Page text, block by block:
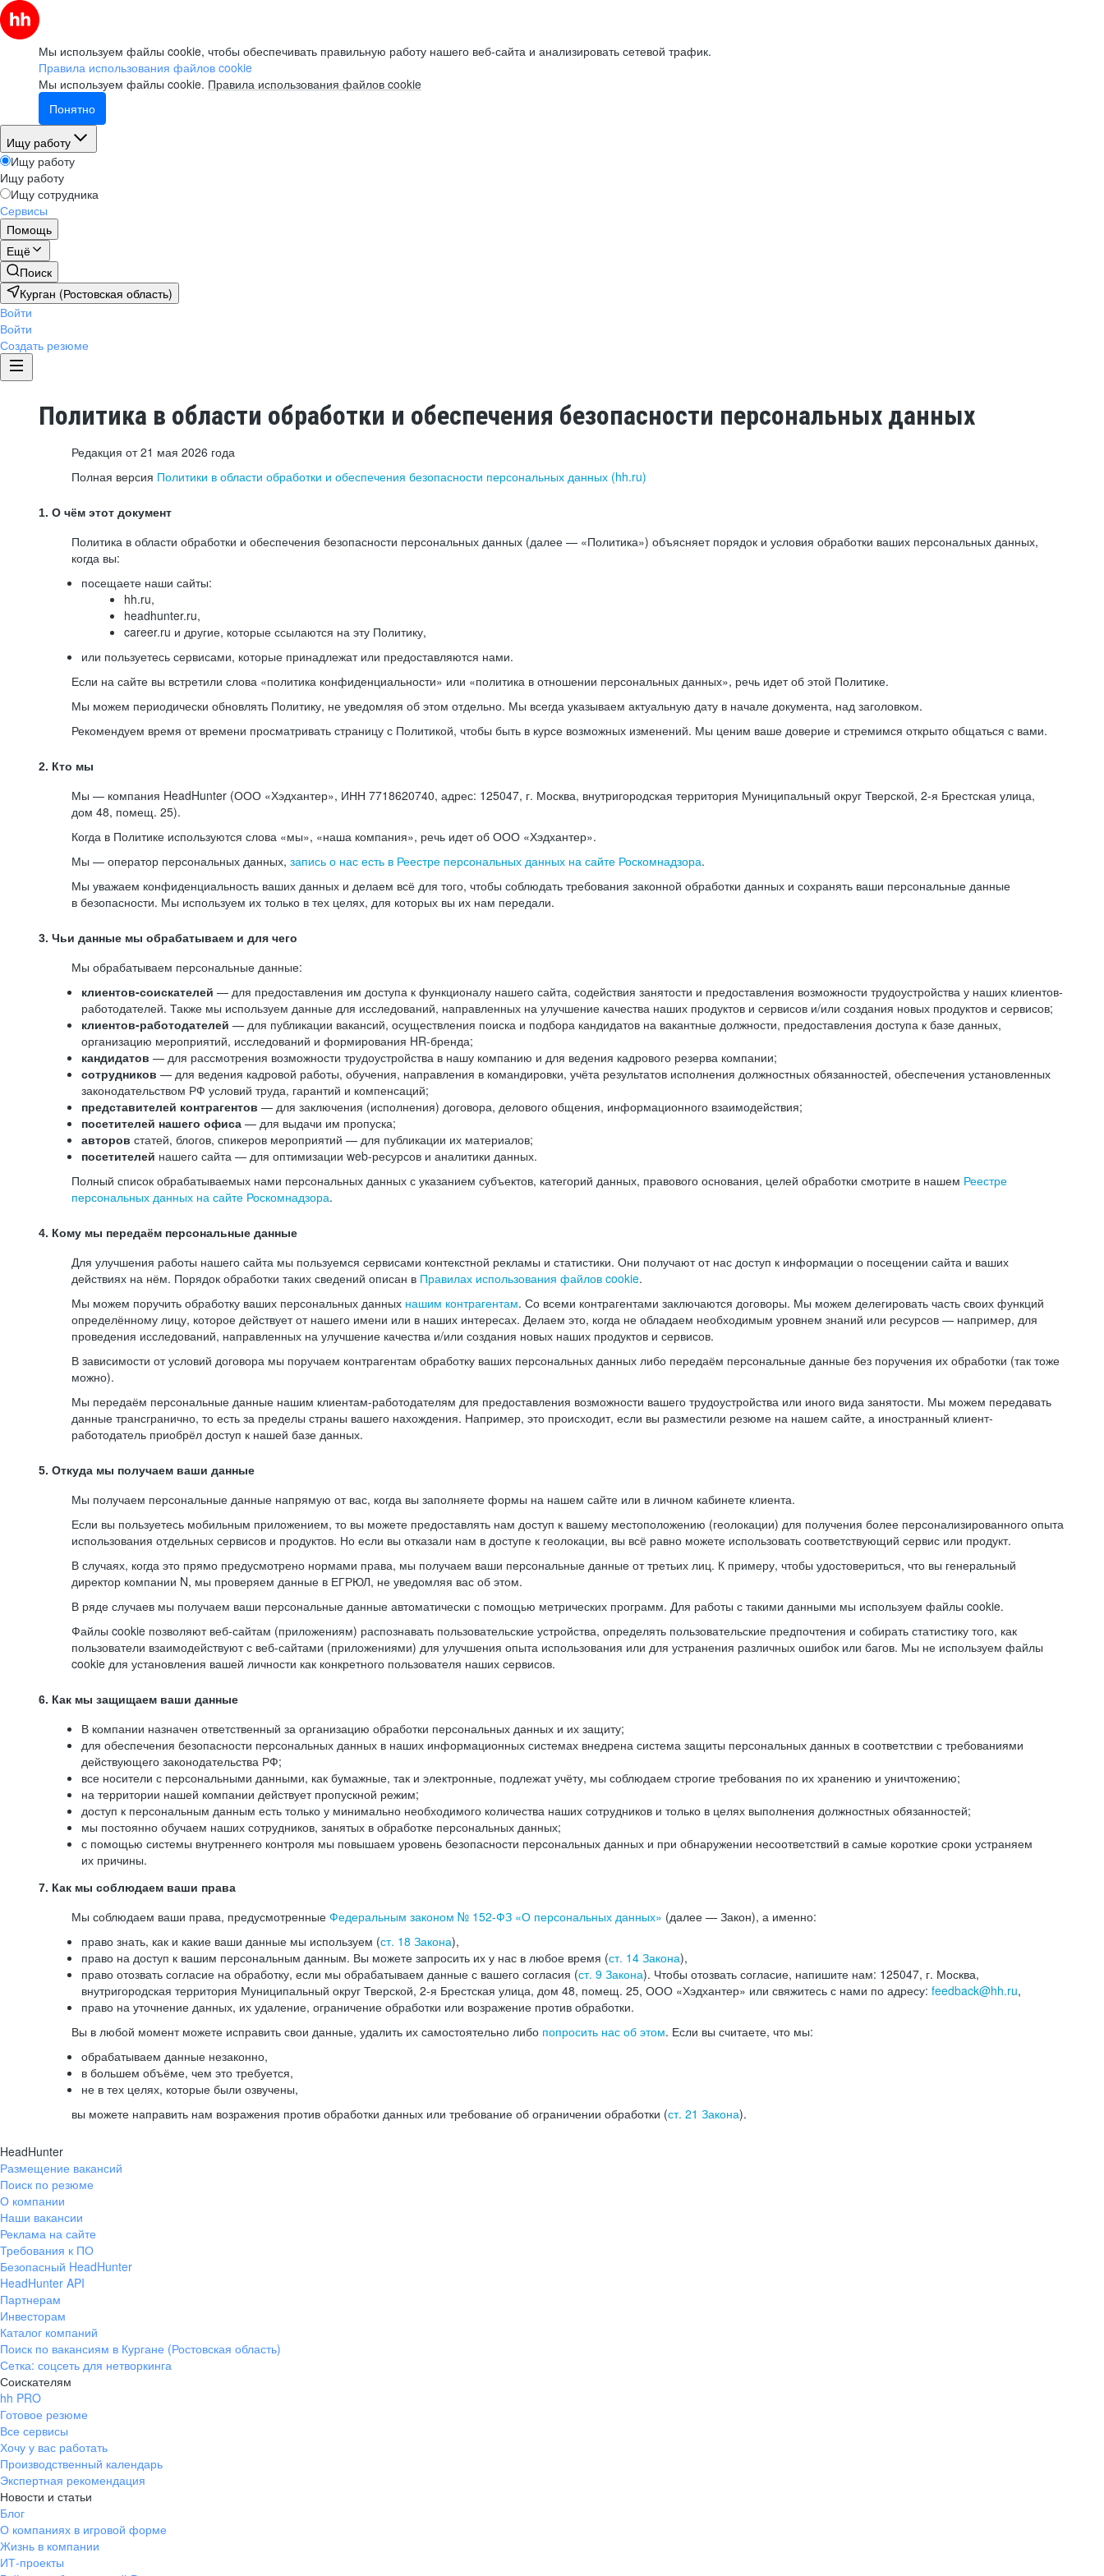
Мы используем файлы cookie, чтобы обеспечивать правильную работу нашего веб-сайта и анализировать сетевой трафик.
Правила использования файлов cookie
Мы используем файлы cookie. Правила использования файлов cookie
Понятно
Ищу работу
Ищу работу
Ищу работу
Ищу сотрудника
Сервисы
Помощь
Ещё
Поиск
Курган (Ростовская область)
Войти
Войти
Создать резюме
Политика в области обработки и обеспечения безопасности персональных данных
Редакция от 21 мая 2026 года
Полная версия Политики в области обработки и обеспечения безопасности персональных данных (hh.ru)
1. О чём этот документ
Политика в области обработки и обеспечения безопасности персональных данных (далее — «Политика») объясняет порядок и условия обработки ваших персональных данных,
когда вы:
посещаете наши сайты:
hh.ru,
headhunter.ru,
career.ru и другие, которые ссылаются на эту Политику,
или пользуетесь сервисами, которые принадлежат или предоставляются нами.
Если на сайте вы встретили слова «политика конфиденциальности» или «политика в отношении персональных данных», речь идет об этой Политике.
Мы можем периодически обновлять Политику, не уведомляя об этом отдельно. Мы всегда указываем актуальную дату в начале документа, над заголовком.
Рекомендуем время от времени просматривать страницу с Политикой, чтобы быть в курсе возможных изменений. Мы ценим ваше доверие и стремимся открыто общаться с вами.
2. Кто мы
Мы — компания HeadHunter (ООО «Хэдхантер», ИНН 7718620740, адрес: 125047, г. Москва, внутригородская территория Муниципальный округ Тверской, 2-я Брестская улица,
дом 48, помещ. 25).
Когда в Политике используются слова «мы», «наша компания», речь идет об ООО «Хэдхантер».
Мы — оператор персональных данных, запись о нас есть в Реестре персональных данных на сайте Роскомнадзора.
Мы уважаем конфиденциальность ваших данных и делаем всё для того, чтобы соблюдать требования законной обработки данных и сохранять ваши персональные данные
в безопасности. Мы используем их только в тех целях, для которых вы их нам передали.
3. Чьи данные мы обрабатываем и для чего
Мы обрабатываем персональные данные:
клиентов-соискателей — для предоставления им доступа к функционалу нашего сайта, содействия занятости и предоставления возможности трудоустройства у наших клиентов-
работодателей. Также мы используем данные для исследований, направленных на улучшение качества наших продуктов и сервисов и/или создания новых продуктов и сервисов;
клиентов-работодателей — для публикации вакансий, осуществления поиска и подбора кандидатов на вакантные должности, предоставления доступа к базе данных,
организацию мероприятий, исследований и формирования HR-бренда;
кандидатов — для рассмотрения возможности трудоустройства в нашу компанию и для ведения кадрового резерва компании;
сотрудников — для ведения кадровой работы, обучения, направления в командировки, учёта результатов исполнения должностных обязанностей, обеспечения установленных
законодательством РФ условий труда, гарантий и компенсаций;
представителей контрагентов — для заключения (исполнения) договора, делового общения, информационного взаимодействия;
посетителей нашего офиса — для выдачи им пропуска;
авторов статей, блогов, спикеров мероприятий — для публикации их материалов;
посетителей нашего сайта — для оптимизации web-ресурсов и аналитики данных.
Полный список обрабатываемых нами персональных данных с указанием субъектов, категорий данных, правового основания, целей обработки смотрите в нашем Реестре
персональных данных на сайте Роскомнадзора.
4. Кому мы передаём персональные данные
Для улучшения работы нашего сайта мы пользуемся сервисами контекстной рекламы и статистики. Они получают от нас доступ к информации о посещении сайта и ваших
действиях на нём. Порядок обработки таких сведений описан в Правилах использования файлов cookie.
Мы можем поручить обработку ваших персональных данных нашим контрагентам. Со всеми контрагентами заключаются договоры. Мы можем делегировать часть своих функций
определённому лицу, которое действует от нашего имени или в наших интересах. Делаем это, когда не обладаем необходимым уровнем знаний или ресурсов — например, для
проведения исследований, направленных на улучшение качества и/или создания новых наших продуктов и сервисов.
В зависимости от условий договора мы поручаем контрагентам обработку ваших персональных данных либо передаём персональные данные без поручения их обработки (так тоже
можно).
Мы передаём персональные данные нашим клиентам-работодателям для предоставления возможности вашего трудоустройства или иного вида занятости. Мы можем передавать
данные трансгранично, то есть за пределы страны вашего нахождения. Например, это происходит, если вы разместили резюме на нашем сайте, а иностранный клиент-
работодатель приобрёл доступ к нашей базе данных.
5. Откуда мы получаем ваши данные
Мы получаем персональные данные напрямую от вас, когда вы заполняете формы на нашем сайте или в личном кабинете клиента.
Если вы пользуетесь мобильным приложением, то вы можете предоставлять нам доступ к вашему местоположению (геолокации) для получения более персонализированного опыта
использования отдельных сервисов и продуктов. Но если вы отказали нам в доступе к геолокации, вы всё равно можете использовать соответствующий сервис или продукт.
В случаях, когда это прямо предусмотрено нормами права, мы получаем ваши персональные данные от третьих лиц. К примеру, чтобы удостовериться, что вы генеральный
директор компании N, мы проверяем данные в ЕГРЮЛ, не уведомляя вас об этом.
В ряде случаев мы получаем ваши персональные данные автоматически с помощью метрических программ. Для работы с такими данными мы используем файлы cookie.
Файлы cookie позволяют веб-сайтам (приложениям) распознавать пользовательские устройства, определять пользовательские предпочтения и собирать статистику того, как
пользователи взаимодействуют с веб-сайтами (приложениями) для улучшения опыта использования или для устранения различных ошибок или багов. Мы не используем файлы
cookie для установления вашей личности как конкретного пользователя наших сервисов.
6. Как мы защищаем ваши данные
В компании назначен ответственный за организацию обработки персональных данных и их защиту;
для обеспечения безопасности персональных данных в наших информационных системах внедрена система защиты персональных данных в соответствии с требованиями
действующего законодательства РФ;
все носители с персональными данными, как бумажные, так и электронные, подлежат учёту, мы соблюдаем строгие требования по их хранению и уничтожению;
на территории нашей компании действует пропускной режим;
доступ к персональным данным есть только у минимально необходимого количества наших сотрудников и только в целях выполнения должностных обязанностей;
мы постоянно обучаем наших сотрудников, занятых в обработке персональных данных;
с помощью системы внутреннего контроля мы повышаем уровень безопасности персональных данных и при обнаружении несоответствий в самые короткие сроки устраняем
их причины.
7. Как мы соблюдаем ваши права
Мы соблюдаем ваши права, предусмотренные Федеральным законом № 152-ФЗ «О персональных данных» (далее — Закон), а именно:
право знать, как и какие ваши данные мы используем (ст. 18 Закона),
право на доступ к вашим персональным данным. Вы можете запросить их у нас в любое время (ст. 14 Закона),
право отозвать согласие на обработку, если мы обрабатываем данные с вашего согласия (ст. 9 Закона). Чтобы отозвать согласие, напишите нам: 125047, г. Москва,
внутригородская территория Муниципальный округ Тверской, 2-я Брестская улица, дом 48, помещ. 25, ООО «Хэдхантер» или свяжитесь с нами по адресу: feedback@hh.ru,
право на уточнение данных, их удаление, ограничение обработки или возражение против обработки.
Вы в любой момент можете исправить свои данные, удалить их самостоятельно либо попросить нас об этом. Если вы считаете, что мы:
обрабатываем данные незаконно,
в большем объёме, чем это требуется,
не в тех целях, которые были озвучены,
вы можете направить нам возражения против обработки данных или требование об ограничении обработки (ст. 21 Закона).
HeadHunter
Размещение вакансий
Поиск по резюме
О компании
Наши вакансии
Реклама на сайте
Требования к ПО
Безопасный HeadHunter
HeadHunter API
Партнерам
Инвесторам
Каталог компаний
Поиск по вакансиям в Кургане (Ростовская область)
Сетка: соцсеть для нетворкинга
Соискателям
hh PRO
Готовое резюме
Все сервисы
Хочу у вас работать
Производственный календарь
Экспертная рекомендация
Новости и статьи
Блог
О компаниях в игровой форме
Жизнь в компании
ИТ-проекты